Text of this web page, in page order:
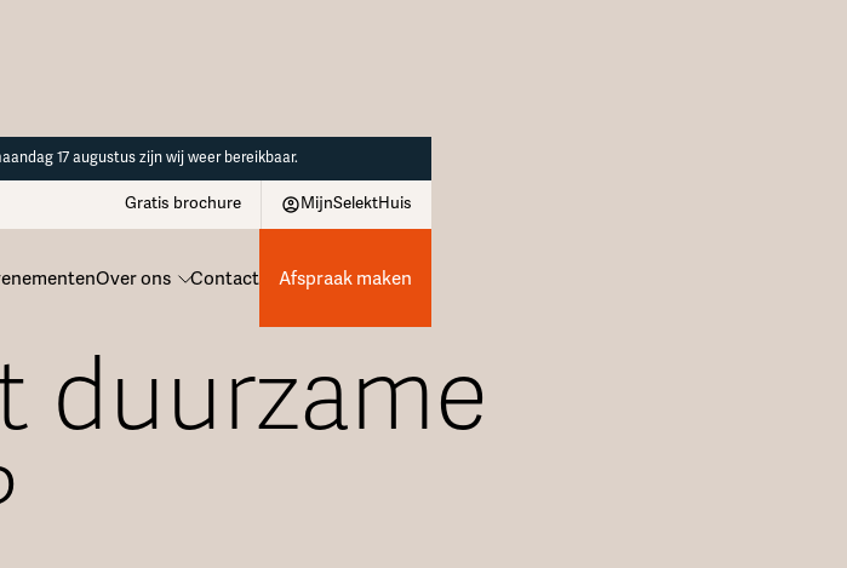
17 augustus zijn wij weer bereikbaar.
Over ons Contact
Gratis brochure MijnSelektHuis
Afspraak maken
duurzame